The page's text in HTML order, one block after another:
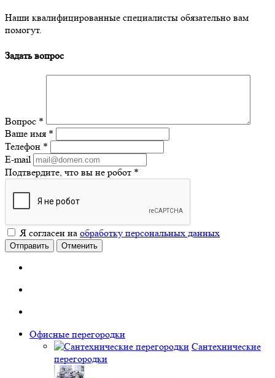
Наши квалифицированные специалисты обязательно вам
помогут.
Задать вопрос
Вопрос *
Ваше имя *
Телефон *
E-mail
Подтвердите, что вы не робот *
Я согласен на обработку персональных данных
Отправить Отменить
Офисные перегородки
Сантехнические
перегородки